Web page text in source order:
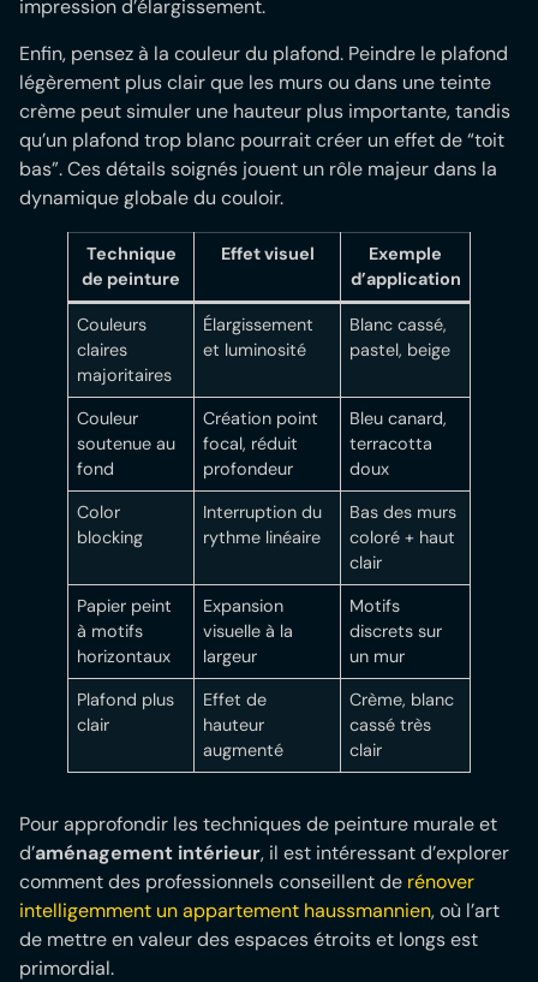
impression d’élargissement.
Enfin, pensez à la couleur du plafond. Peindre le plafond
légèrement plus clair que les murs ou dans une teinte
crème peut simuler une hauteur plus importante, tandis
qu’un plafond trop blanc pourrait créer un effet de “toit
bas”. Ces détails soignés jouent un rôle majeur dans la
dynamique globale du couloir.
Technique
de peinture
Effet visuel
Exemple
d’application
Couleurs
claires
majoritaires
Élargissement
et luminosité
Blanc cassé,
pastel, beige
Couleur
soutenue au
fond
Création point
focal, réduit
profondeur
Bleu canard,
terracotta
doux
Color
blocking
Interruption du
rythme linéaire
Bas des murs
coloré + haut
clair
Papier peint
à motifs
horizontaux
Expansion
visuelle à la
largeur
Motifs
discrets sur
un mur
Plafond plus
clair
Effet de
hauteur
augmenté
Crème, blanc
cassé très
clair
Pour approfondir les techniques de peinture murale et
d’aménagement intérieur, il est intéressant d’explorer
comment des professionnels conseillent de rénover
intelligemment un appartement haussmannien, où l’art
de mettre en valeur des espaces étroits et longs est
primordial.